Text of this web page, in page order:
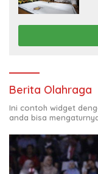
Berita Olahraga
Ini contoh widget
anda bisa